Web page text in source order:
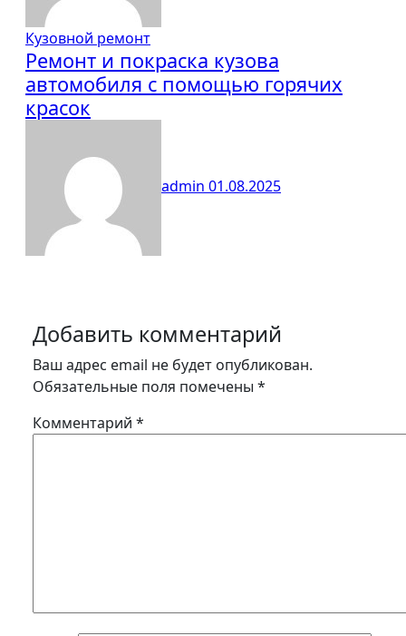
Кузовной ремонт
Ремонт и покраска кузова
автомобиля с помощью горячих
красок
admin 01.08.2025
Добавить комментарий
Ваш адрес email не будет опубликован.
Обязательные поля помечены *
Комментарий *